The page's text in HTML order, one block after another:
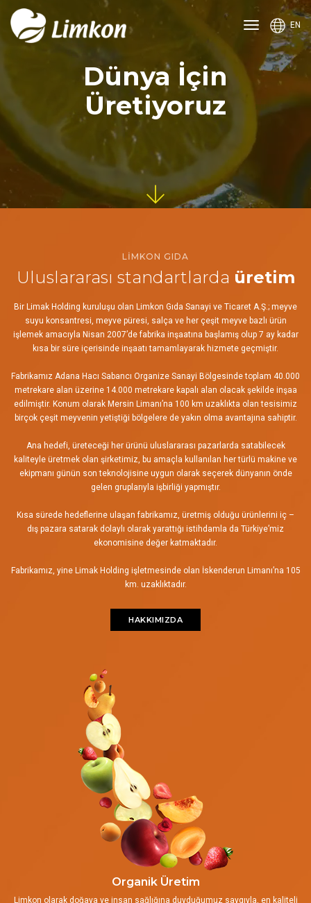
Ana
menüyü
veya
kapat
EN
Dünya İçin
Üretiyoruz
LİMKON GIDA
Uluslararası standartlarda üretim
Bir Limak Holding kuruluşu olan Limkon Gıda Sanayi ve Ticaret A.Ş.; meyve
suyu konsantresi, meyve püresi, salça ve her çeşit meyve bazlı ürün
işlemek amacıyla Nisan 2007’de fabrika inşaatına başlamış olup 7 ay kadar
kısa bir süre içerisinde inşaatı tamamlayarak hizmete geçmiştir.
Fabrikamız Adana Hacı Sabancı Organize Sanayi Bölgesinde toplam 40.000
metrekare alan üzerine 14.000 metrekare kapalı alan olacak şekilde inşaa
edilmiştir. Konum olarak Mersin Limanı’na 100 km uzaklıkta olan tesisimiz
birçok çeşit meyvenin yetiştiği bölgelere de yakın olma avantajına sahiptir.
Ana hedefi, üreteceği her ürünü uluslararası pazarlarda satabilecek
kaliteyle üretmek olan şirketimiz, bu amaçla kullanılan her türlü makine ve
ekipmanı günün son teknolojisine uygun olarak seçerek dünyanın önde
gelen gruplarıyla işbirliği yapmıştır.
Kısa sürede hedeflerine ulaşan fabrikamız, üretmiş olduğu ürünlerini iç –
dış pazara satarak dolaylı olarak yarattığı istihdamla da Türkiye’miz
ekonomisine değer katmaktadır.
Fabrikamız, yine Limak Holding işletmesinde olan İskenderun Limanı’na 105
km. uzaklıktadır.
HAKKIMIZDA
Organik Üretim
Limkon olarak doğaya ve insan sağlığına duyduğumuz saygıyla, en kaliteli